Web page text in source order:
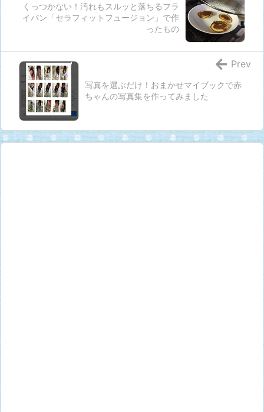
くっつかない！汚れもスルッと落ちるフラ
イパン「セラフィットフュージョン」で作
ったもの
写真を選ぶだけ！おまかせマイブックで赤
ちゃんの写真集を作ってみました
Prev